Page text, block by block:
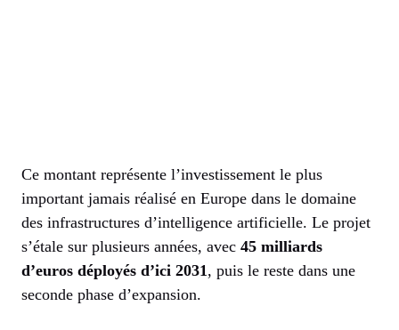
Ce montant représente l’investissement le plus
important jamais réalisé en Europe dans le domaine
des infrastructures d’intelligence artificielle. Le projet
s’étale sur plusieurs années, avec 45 milliards
d’euros déployés d’ici 2031, puis le reste dans une
seconde phase d’expansion.